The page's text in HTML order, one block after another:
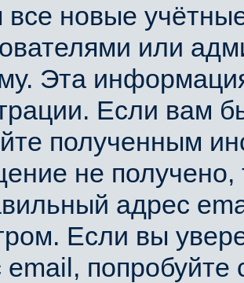
все новые
или
Эта
Если вам
полученным
не получено,
адрес
Если вы
email, попробуйте